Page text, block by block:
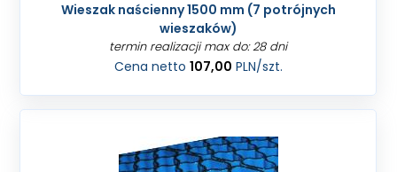
Wieszak naścienny 1500 mm (7 potrójnych
wieszaków)
termin realizacji max do: 28 dni
Cena netto 107,00 PLN/szt.